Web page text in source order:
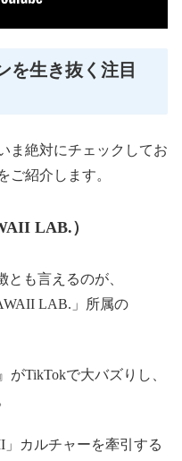
を生き抜く注目
ま絶対にチェックしてお
ご紹介します。
LAB.）
も言えるのが、
LAB.」所属の
がTikTokで大バズりし、
カルチャーを牽引する